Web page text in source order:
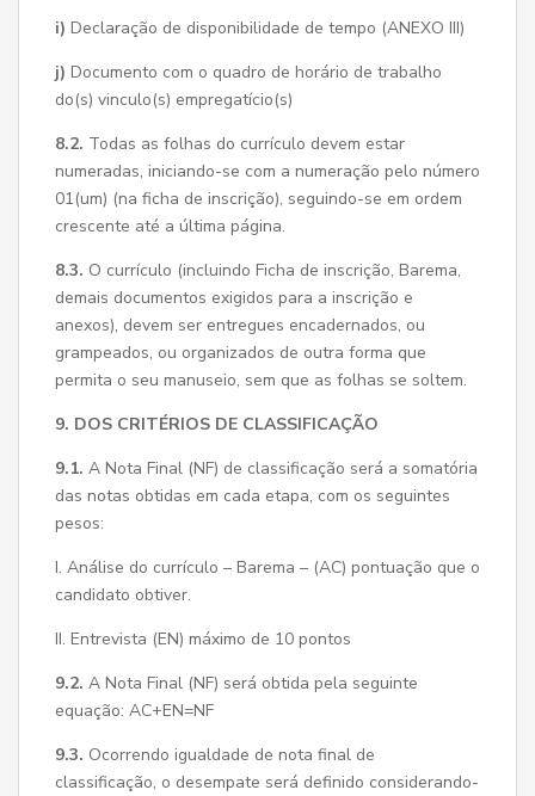
i) Declaração de disponibilidade de tempo (ANEXO III)
j) Documento com o quadro de horário de trabalho
do(s) vinculo(s) empregatício(s)
8.2. Todas as folhas do currículo devem estar
numeradas, iniciando-se com a numeração pelo número
01(um) (na ficha de inscrição), seguindo-se em ordem
crescente até a última página.
8.3. O currículo (incluindo Ficha de inscrição, Barema,
demais documentos exigidos para a inscrição e
anexos), devem ser entregues encadernados, ou
grampeados, ou organizados de outra forma que
permita o seu manuseio, sem que as folhas se soltem.
9. DOS CRITÉRIOS DE CLASSIFICAÇÃO
9.1. A Nota Final (NF) de classificação será a somatória
das notas obtidas em cada etapa, com os seguintes
pesos:
I. Análise do currículo – Barema – (AC) pontuação que o
candidato obtiver.
II. Entrevista (EN) máximo de 10 pontos
9.2. A Nota Final (NF) será obtida pela seguinte
equação: AC+EN=NF
9.3. Ocorrendo igualdade de nota final de
classificação, o desempate será definido considerando-